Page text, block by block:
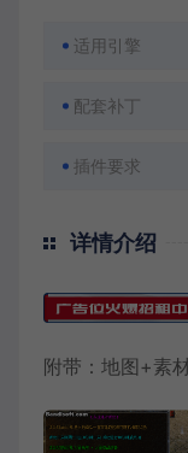
适用引擎
配套补丁
插件要求
详情介绍
附带：地图+素